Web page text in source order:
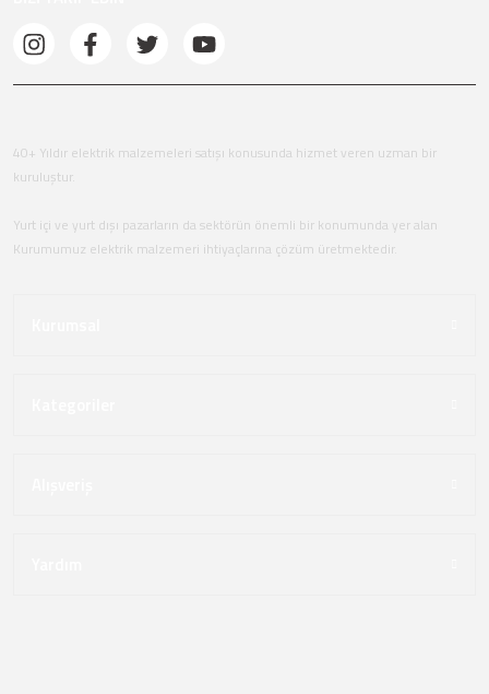
40+ Yıldır elektrik malzemeleri satışı konusunda hizmet veren uzman bir
kuruluştur.
Yurt içi ve yurt dışı pazarların da sektörün önemli bir konumunda yer alan
Kurumumuz elektrik malzemeri ihtiyaçlarına çözüm üretmektedir.